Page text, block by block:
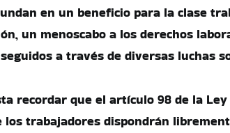
en un beneficio para la clase
un menoscabo a los derechos
a través de diversas luchas
recordar que el artículo 98 de la
los trabajadores dispondrán